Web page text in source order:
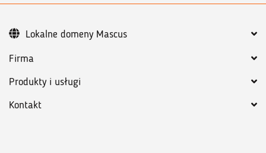
Firma
Produkty i usługi
Kontakt
Lokalne domeny Mascus